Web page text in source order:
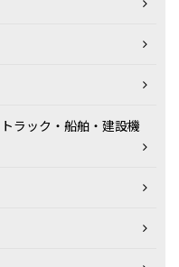
ラック・船舶・建設機